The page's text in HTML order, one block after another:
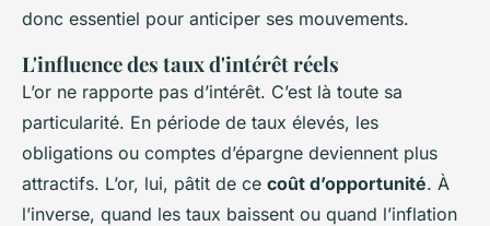
donc essentiel pour anticiper ses mouvements.
L'influence des taux d'intérêt réels
L’or ne rapporte pas d’intérêt. C’est là toute sa
particularité. En période de taux élevés, les
obligations ou comptes d’épargne deviennent plus
attractifs. L’or, lui, pâtit de ce coût d’opportunité. À
l’inverse, quand les taux baissent ou quand l’inflation